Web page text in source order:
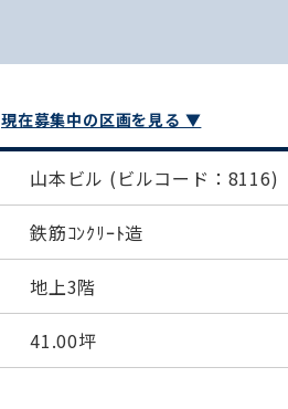
現在募集中の区画を見る ▼
山本ビル (ビルコード：8116)
鉄筋ｺﾝｸﾘｰﾄ造
地上3階
41.00坪